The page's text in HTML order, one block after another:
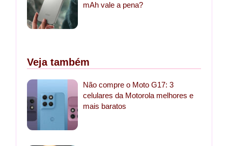
mAh vale a pena?
Veja também
Não compre o Moto G17: 3
celulares da Motorola melhores e
mais baratos